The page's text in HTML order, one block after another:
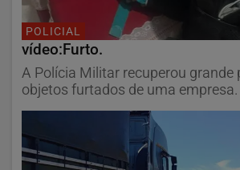
POLICIAL
vídeo:Furto.
A Polícia Militar recuperou grande
objetos furtados de uma empresa.